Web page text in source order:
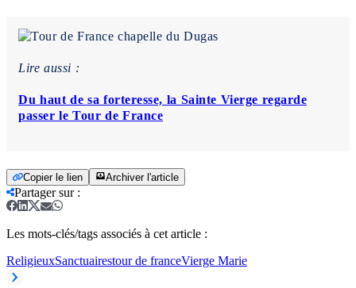
Lire aussi :
Du haut de sa forteresse, la Sainte Vierge regarde
passer le Tour de France
Copier le lien Archiver l'article
Partager sur:
Les mots-clés/tags associés à cet article :
ReligieuxSanctuairestour de franceVierge Marie